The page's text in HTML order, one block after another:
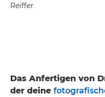
Reiffer
Das Anfertigen von
der deine